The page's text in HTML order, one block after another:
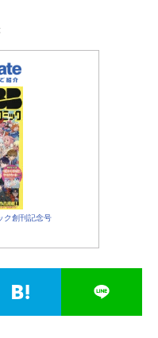
ク創刊記念号